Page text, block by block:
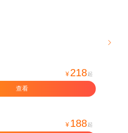

¥ 218 起
查看
¥ 188 起